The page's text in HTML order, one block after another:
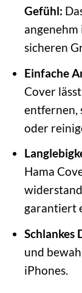
Gefühl:
sicheren
Einfache
Cover
entfernen,
oder
Hama
garantiert
Schlankes
und
iPhones.